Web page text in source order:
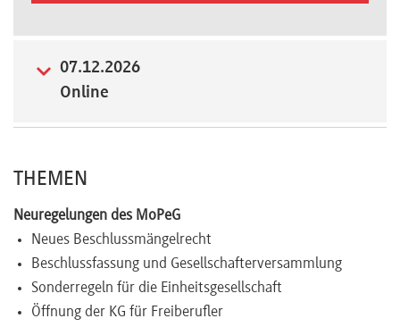
07.12.2026
Online
THEMEN
Neuregelungen des MoPeG
Neues Beschlussmängelrecht
Beschlussfassung und Gesellschafterversammlung
Sonderregeln für die Einheitsgesellschaft
Öffnung der KG für Freiberufler